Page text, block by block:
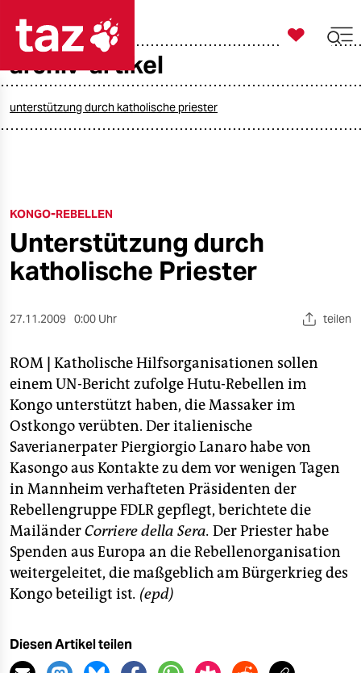
taz zahl ich
öko
gesellschaft
sport
berlin
nord
wahrheit
verlag
verlag
veranstaltungen
shop
fragen & hilfe
abo

taz zahl ich
archiv-artikel
unterstützung durch katholische priester
KONGO-REBELLEN
Unterstützung durch
katholische Priester
27.11.2009 0:00 Uhr teilen
ROM Katholische Hilfsorganisationen sollen
einem UN-Bericht zufolge Hutu-Rebellen im
Kongo unterstützt haben, die Massaker im
Ostkongo verübten. Der italienische
Saverianerpater Piergiorgio Lanaro habe von
Kasongo aus Kontakte zu dem vor wenigen Tagen
in Mannheim verhafteten Präsidenten der
Rebellengruppe FDLR gepflegt, berichtete die
MailänderCorriere della Sera. Der Priester habe
Spenden aus Europa an die Rebellenorganisation
weitergeleitet, die maßgeblich am Bürgerkrieg des
Kongo beteiligt ist. (epd)
Diesen Artikel teilen